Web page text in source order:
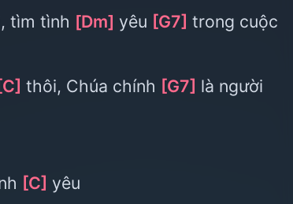
tìm tình [Dm] yêu [G7] trong cuộc
thôi, Chúa chính [G7] là người
[C] yêu